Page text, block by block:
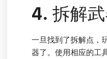
4. 拆解
一旦找到了拆解点，
器了。使用相应的工